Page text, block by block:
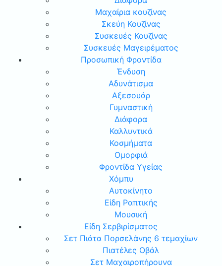
Μαχαίρια κουζίνας
Σκεύη Κουζίνας
Συσκευές Κουζίνας
Συσκευές Μαγειρέματος
Προσωπική Φροντίδα
Ένδυση
Αδυνάτισμα
Αξεσουάρ
Γυμναστική
Διάφορα
Καλλυντικά
Κοσμήματα
Ομορφιά
Φροντίδα Υγείας
Χόμπυ
Αυτοκίνητο
Είδη Ραπτικής
Μουσική
Είδη Σερβιρίσματος
Σετ Πιάτα Πορσελάνης 6 τεμαχίων
Πιατέλες Οβάλ
Σετ Μαχαιροπήρουνα